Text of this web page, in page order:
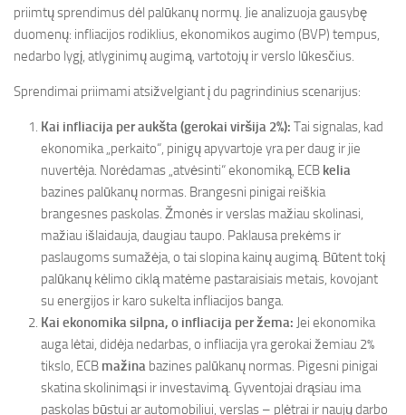
priimtų sprendimus dėl palūkanų normų. Jie analizuoja gausybę
duomenų: infliacijos rodiklius, ekonomikos augimo (BVP) tempus,
nedarbo lygį, atlyginimų augimą, vartotojų ir verslo lūkesčius.
Sprendimai priimami atsižvelgiant į du pagrindinius scenarijus:
Kai infliacija per aukšta (gerokai viršija 2%): Tai signalas, kad
ekonomika „perkaito“, pinigų apyvartoje yra per daug ir jie
nuvertėja. Norėdamas „atvėsinti“ ekonomiką, ECB kelia
bazines palūkanų normas. Brangesni pinigai reiškia
brangesnes paskolas. Žmonės ir verslas mažiau skolinasi,
mažiau išlaidauja, daugiau taupo. Paklausa prekėms ir
paslaugoms sumažėja, o tai slopina kainų augimą. Būtent tokį
palūkanų kėlimo ciklą matėme pastaraisiais metais, kovojant
su energijos ir karo sukelta infliacijos banga.
Kai ekonomika silpna, o infliacija per žema: Jei ekonomika
auga lėtai, didėja nedarbas, o infliacija yra gerokai žemiau 2%
tikslo, ECB mažina bazines palūkanų normas. Pigesni pinigai
skatina skolinimąsi ir investavimą. Gyventojai drąsiau ima
paskolas būstui ar automobiliui, verslas – plėtrai ir naujų darbo